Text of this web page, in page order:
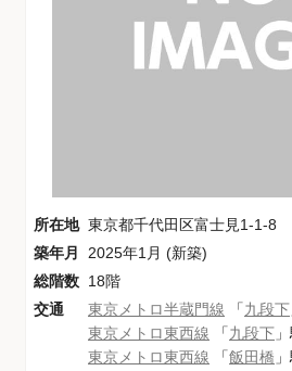
所在地 東京都千代田区富士見1-1-8
築年月
2025年1月 (新築)
総階数 18階
交通
東京メトロ半蔵門線 「九段下
東京メトロ東西線 「九段下
東京メトロ東西線 「飯田橋